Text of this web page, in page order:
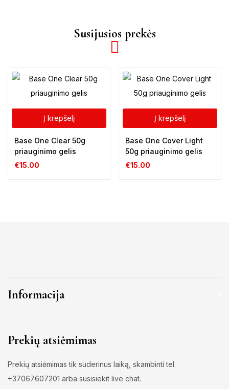
Susijusios prekės
Į krepšelį
Base One Clear 50g
priauginimo gelis
€15.00
Į krepšelį
Base One Cover Light
50g priauginimo gelis
€15.00
Informacija
Prekių atsiėmimas
Prekių atsiėmimas tik suderinus laiką, skambinti tel.
+37067607201 arba susisiekit live chat.